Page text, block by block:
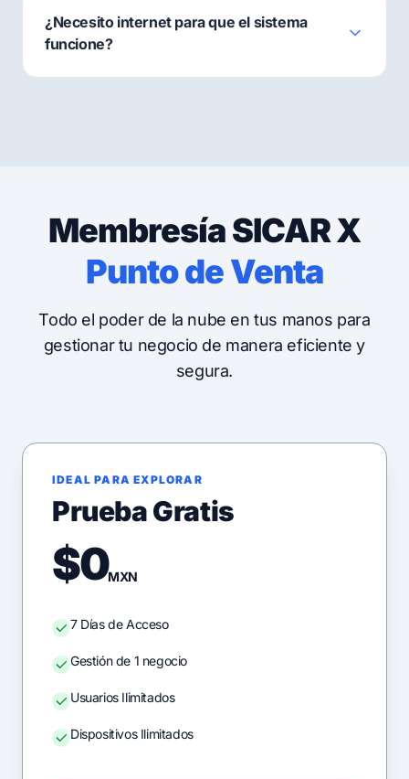
¿Necesito internet para que el sistema
funcione?
Membresía SICAR X
Punto de Venta
Todo el poder de la nube en tus manos para
gestionar tu negocio de manera eficiente y
segura.
IDEAL PARA EXPLORAR
Prueba Gratis
$0MXN
7 Días de Acceso
Gestión de 1 negocio
Usuarios Ilimitados
Dispositivos Ilimitados